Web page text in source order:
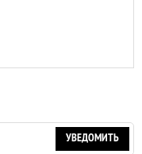
УВЕДОМИТЬ